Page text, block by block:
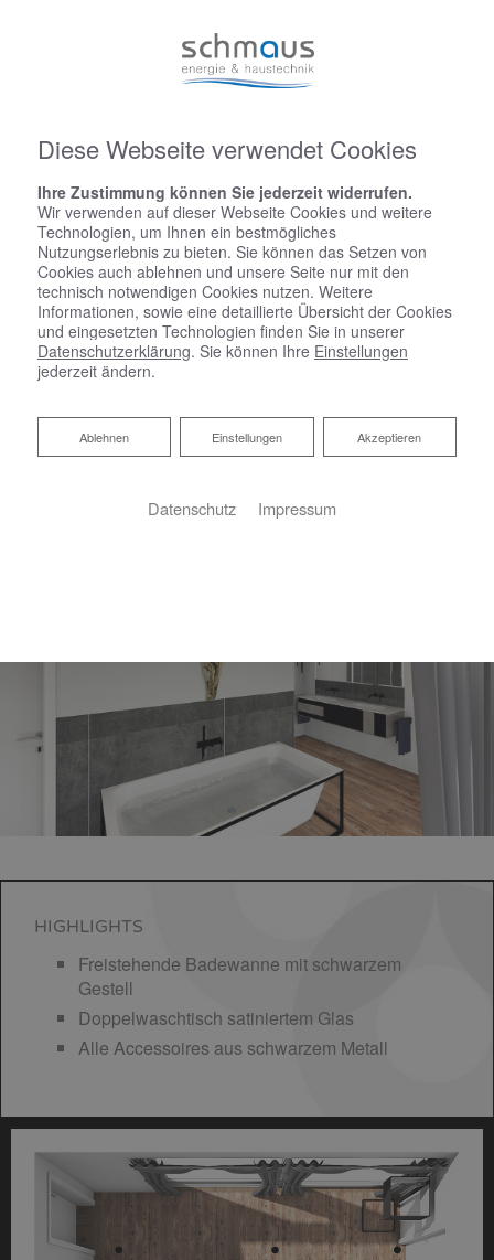
Startseite»Bad»Badinspiration & Musterbäder»Luxus-Bad 15,9 ㎡
Luxus-Bad 15,9 ㎡
HIGHLIGHTS
Freistehende Badewanne mit schwarzem
Gestell
Doppelwaschtisch satiniertem Glas
Alle Accessoires aus schwarzem Metall
Diese Webseite verwendet Cookies
Ihre Zustimmung können Sie jederzeit widerrufen.
Wir verwenden auf dieser Webseite Cookies und weitere
Technologien, um Ihnen ein bestmögliches
Nutzungserlebnis zu bieten. Sie können das Setzen von
Cookies auch ablehnen und unsere Seite nur mit den
technisch notwendigen Cookies nutzen. Weitere
Informationen, sowie eine detaillierte Übersicht der Cookies
und eingesetzten Technologien finden Sie in unserer
Datenschutzerklärung. Sie können Ihre Einstellungen
jederzeit ändern.
Akzeptieren
Einstellungen
Ablehnen
Ablehnen
Datenschutz Impressum